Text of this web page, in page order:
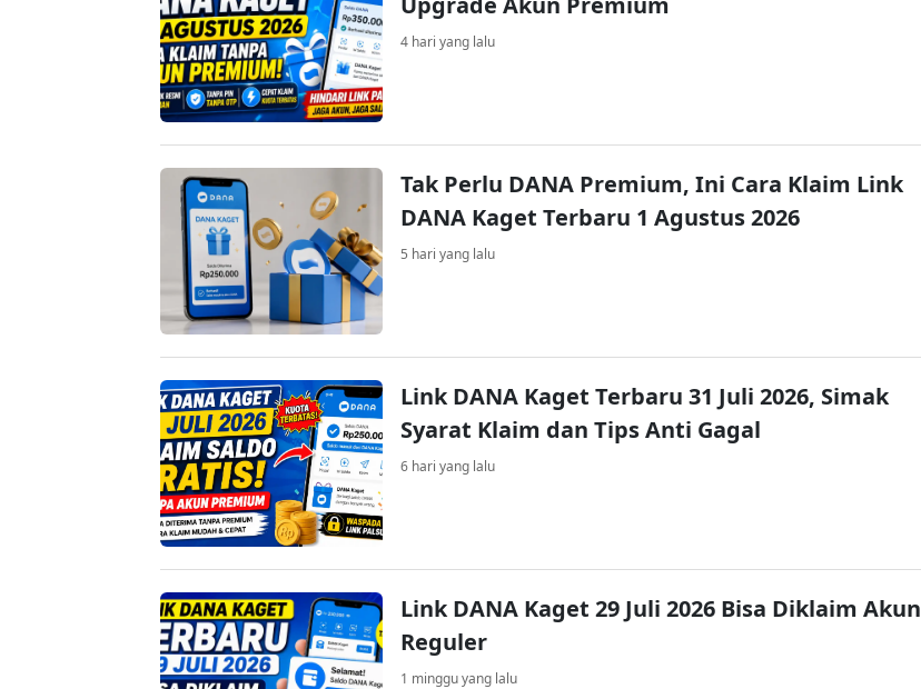
4 hari yang lalu
Tak Perlu DANA Premium, Ini Cara Klaim Link
DANA Kaget Terbaru 1 Agustus 2026
5 hari yang lalu
Link DANA Kaget Terbaru 31 Juli 2026, Simak
Syarat Klaim dan Tips Anti Gagal
6 hari yang lalu
Link DANA Kaget 29 Juli 2026 Bisa Diklaim Akun
Reguler
1 minggu yang lalu